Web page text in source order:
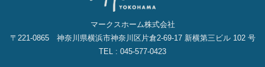
マークスホーム株式会社
〒221-0865 神奈川県横浜市神奈川区片倉2‐69‐17 新横第三ビル 102 号
TEL : 045-577-0423